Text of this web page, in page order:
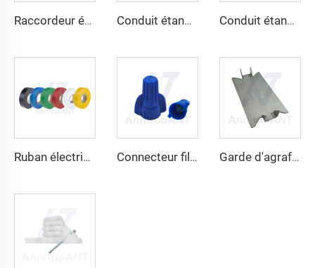
Raccordeur étanche aux liquides non métallique 90 degrés Conduit étanche aux liquides non métallique droit Conduit étanche aux liquides non métallique
Ruban électrique Connecteur filaire à vis sans ailes Garde d'agrafage